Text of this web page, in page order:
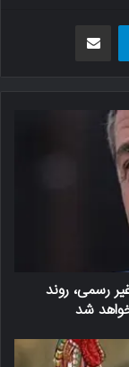
تلگرام
رسمی، روند
شد